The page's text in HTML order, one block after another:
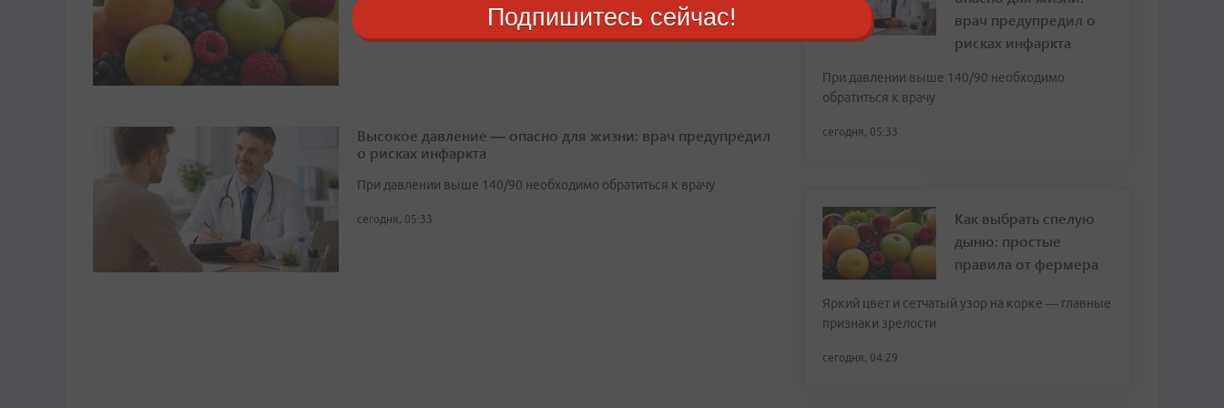
Высокое давление — опасно для жизни: врач предупредил
о рисках инфаркта
При давлении выше 140/90 необходимо обратиться к врачу
сегодня, 05:33
врач предупредил о
рисках инфаркта
При давлении выше 140/90 необходимо
обратиться к врачу
сегодня, 05:33
Как выбрать спелую
дыню: простые
правила от фермера
Яркий цвет и сетчатый узор на корке — главные
признаки зрелости
сегодня, 04:29
Подпишитесь сейчас!